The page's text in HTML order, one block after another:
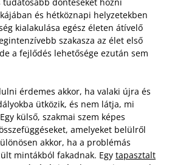
tudatosabb döntéseket hozni
és hétköznapi helyzetekben
kialakulása egész életen átívelő
szakasza az élet első
a fejlődés lehetősége ezután sem
érdemes akkor, ha valaki újra és
ütközik, és nem látja, mi
külső, szakmai szem képes
amelyeket belülről
akkor, ha a problémás
mintákból fakadnak. Egy tapasztalt